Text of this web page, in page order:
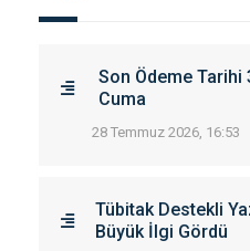
Son Ödeme Tarihi
Cuma
28 Temmuz 2026, 16:53
Tübitak Destekli
Büyük İlgi Gördü